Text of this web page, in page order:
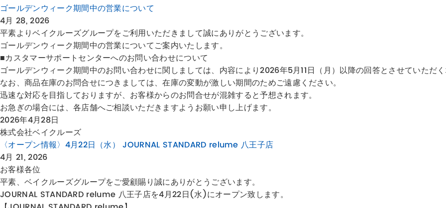
ゴールデンウィーク期間中の営業について
4月 28, 2026
平素よりベイクルーズグループをご利用いただきまして誠にありがとうございます。
ゴールデンウィーク期間中の営業についてご案内いたします。
■カスタマーサポートセンターへのお問い合わせについて
ゴールデンウィーク期間中のお問い合わせに関しましては、内容により2026年5月11日（月）以降の回答とさせていただく
なお、商品在庫のお問合せにつきましては、在庫の変動が激しい期間のためご遠慮ください。
迅速な対応を目指しておりますが、お客様からのお問合せが混雑すると予想されます。
お急ぎの場合には、各店舗へご相談いただきますようお願い申し上げます。
2026年4月28日
株式会社ベイクルーズ
〈オープン情報〉4月22日（水） JOURNAL STANDARD relume 八王子店
4月 21, 2026
お客様各位
平素、ベイクルーズグループをご愛顧賜り誠にありがとうございます。
JOURNAL STANDARD relume 八王子店を4月22日(水)にオープン致します。